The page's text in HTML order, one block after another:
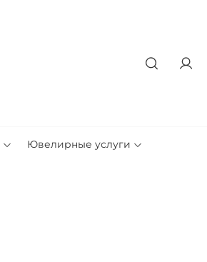
Ювелирные услуги